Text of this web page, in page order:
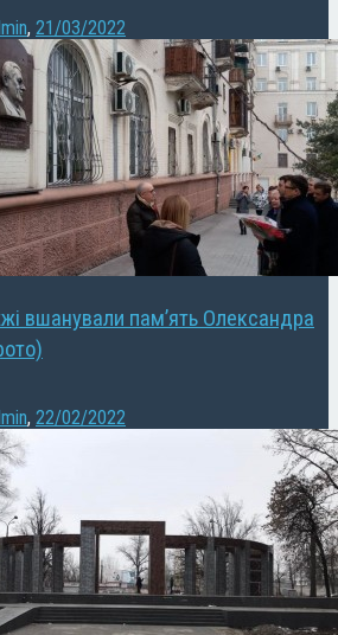
, 21/03/2022
вшанували пам’ять Олександра
, 22/02/2022